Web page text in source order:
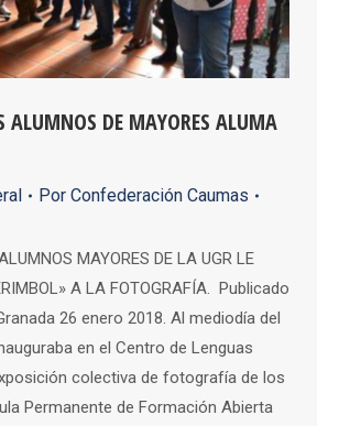
ALUMNOS DE MAYORES ALUMA
Por Confederación Caumas
MAYORES DE LA UGR LE
A LA FOTOGRAFÍA. Publicado
26 enero 2018. Al mediodía del
en el Centro de Lenguas
colectiva de fotografía de los
Permanente de Formación Abierta